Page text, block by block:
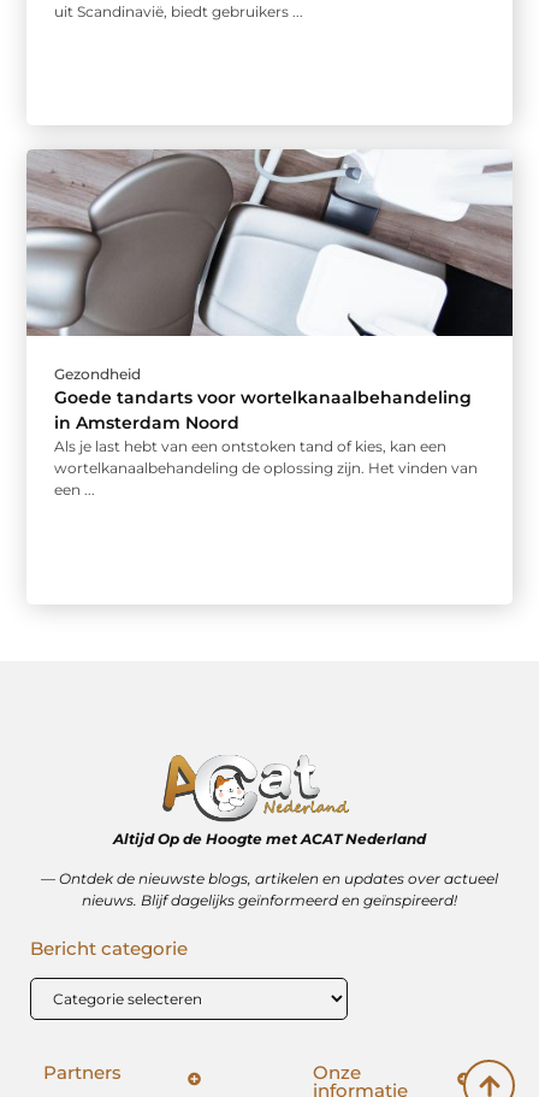
uit Scandinavië, biedt gebruikers ...
Gezondheid
Goede tandarts voor wortelkanaalbehandeling
in Amsterdam Noord
Als je last hebt van een ontstoken tand of kies, kan een
wortelkanaalbehandeling de oplossing zijn. Het vinden van
een ...
Altijd Op de Hoogte met ACAT Nederland
–– Ontdek de nieuwste blogs, artikelen en updates over actueel
nieuws. Blijf dagelijks geïnformeerd en geïnspireerd!
Bericht categorie
Partners Onze
informatie